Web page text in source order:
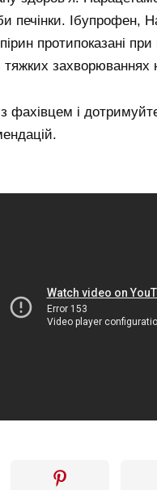
печінки. Ібупрофен,
протипоказані при
тяжких захворюваннях
фахівцем і